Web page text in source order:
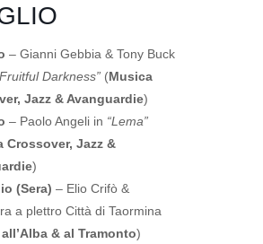
– Gianni Gebbia & Tony Buck
Darkness” (Musica
Jazz & Avanguardie)
– Paolo Angeli in “Lema”
Crossover, Jazz &
)
(Sera) – Elio Crifò &
a plettro Città di Taormina
& al Tramonto)